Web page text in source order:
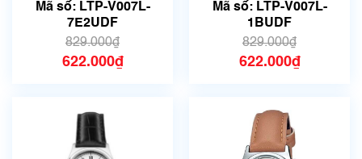
Mã số: LTP-V007L-
7E2UDF
829.000₫
622.000₫
Mã số: LTP-V007L-
1BUDF
829.000₫
622.000₫